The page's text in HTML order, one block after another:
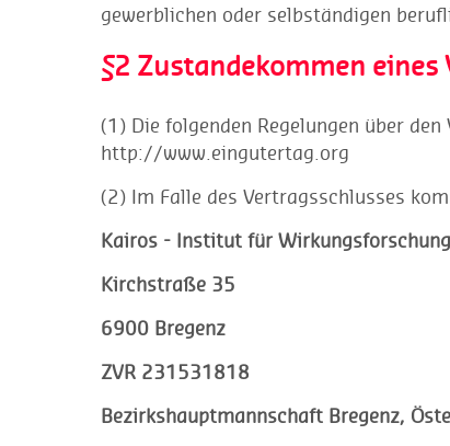
gewerblichen oder selbständigen
§2 Zustandekommen eines
(1) Die folgenden Regelungen über
http://www.eingutertag.org
(2) Im Falle des Vertragsschlusses
Kairos - Institut für
Kirchstraße 35
6900 Bregenz
ZVR 231531818
Bezirkshauptmannschaft Bregenz,